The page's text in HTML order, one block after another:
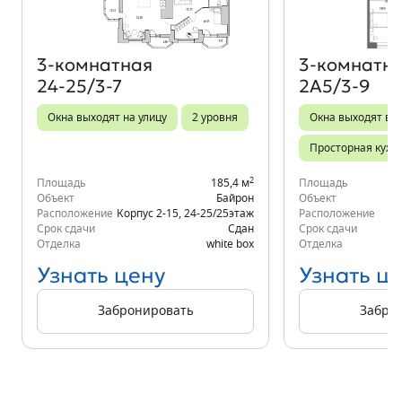
3‑комнатная
24-25/3-7
Окна выходят на улицу 2 уровня
Площадь 185,4 м2
Объект
Байрон
Расположение Корпус 2-15 24-25/25этаж
Срок сдачи
Сдан
Отделка
white box
Узнать цену
Забронировать
2А5/3-9
Окна выходят во
Просторная
Площадь
Объект
Расположение
Срок сдачи
Отделка
Узнать